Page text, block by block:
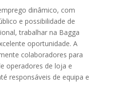
dinâmico, com
e possibilidade de
trabalhar na Bagga
oportunidade. A
colaboradores para
operadores de loja e
responsáveis de equipa e